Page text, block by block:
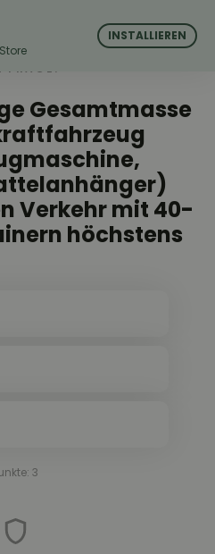
Gesamtmasse
Verkehr mit 40-
höchstens
FRAGE:
3
INSTALLIEREN